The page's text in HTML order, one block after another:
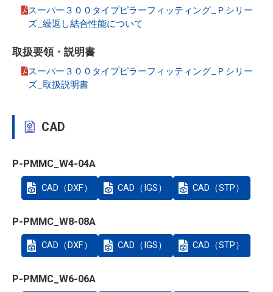
スーパー３００タイプピラーフィッティング_Ｐシリー
ズ_繰返し結合性能について
取扱要領・説明書
スーパー３００タイプピラーフィッティング_Ｐシリー
ズ_取扱説明書
CAD
P-PMMC_W4-04A
CAD（DXF） CAD（IGS） CAD（STP）
P-PMMC_W8-08A
CAD（DXF） CAD（IGS） CAD（STP）
P-PMMC_W6-06A